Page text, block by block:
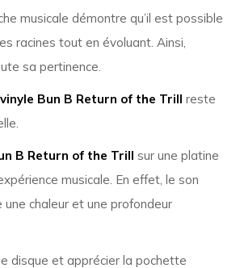
musicale démontre qu’il est possible
racines tout en évoluant. Ainsi,
sa pertinence.
vinyle Bun B Return of the Trill reste
B Return of the Trill sur une platine
musicale. En effet, le son
chaleur et une profondeur
disque et apprécier la pochette